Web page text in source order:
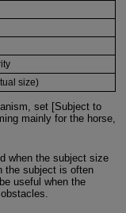
size)
set [Subject to
mainly for the horse,
when the subject size
the subject is often
useful when the